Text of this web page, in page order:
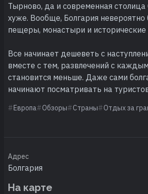
Тырново, да и современная
хуже. Вообще, Болгария невероятно
пещеры, монастыри и исторические
Все начинает дешеветь с
вместе с тем, развлечений с
становится меньше. Даже сами
начинают посматривать на
Европа Обзоры Страны Отдых за
Адрес
Болгария
На карте